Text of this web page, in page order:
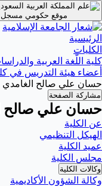
موقع حكومي مسجل
الرئيسية
الكليات
كلية اللّغة العربية
أعضاء هيئة التدريس في
حسان علي صالح الغامدي
مشاركة الصفحة
حسان علي صالح
عن الكلية
الهيكل التنظيمي
عميد الكلية
مجلس الكلية
وكالات الكلية
وكالة الشؤون الأكاديمية